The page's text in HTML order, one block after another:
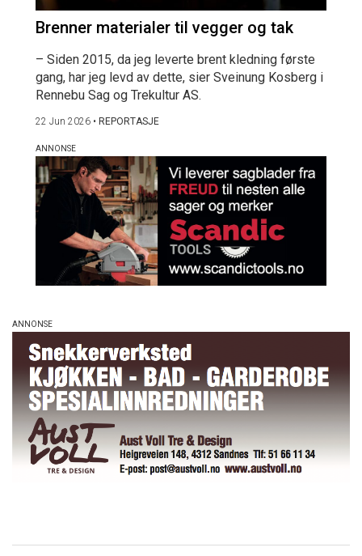
Brenner materialer til vegger og tak
– Siden 2015, da jeg leverte brent kledning første
gang, har jeg levd av dette, sier Sveinung Kosberg i
Rennebu Sag og Trekultur AS.
22 Jun 2026 • REPORTASJE